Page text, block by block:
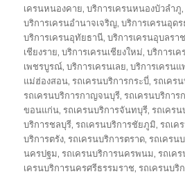
เครนหนองคาย,บริการเครนหนองบัวลำภู
บริการเครนอำนาจเจริญ,บริการเครนอุด
บริการเครนอุทัยธานี,บริการเครนอุบลรา
เชียงราย,บริการเครนเชียงใหม่,บริการเ
เพชรบูรณ์,บริการเครนเลย,บริการเครนแ
แม่ฮ่องสอน,รถเครนบริการกระบี่,รถเคร
รถเครนบริการกาญจนบุรี,รถเครนบริการ
ขอนแก่น,รถเครนบริการจันทบุรี,รถเครน
บริการชลบุรี,รถเครนบริการชัยภูมิ,รถเค
บริการตรัง,รถเครนบริการตราด,รถเครน
นครปฐม,รถเครนบริการนครพนม,รถเค
เครนบริการนครศรีธรรมราช,รถเครนบริ